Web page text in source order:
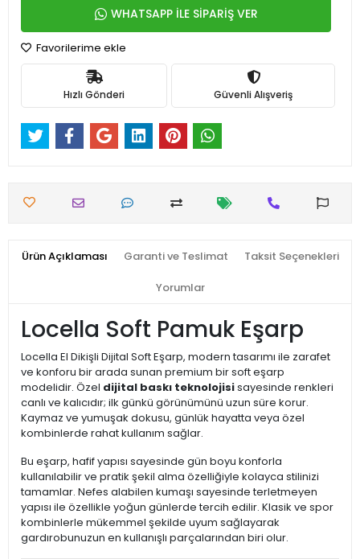
WHATSAPP İLE SİPARİŞ VER
Favorilerime ekle
Hızlı Gönderi Güvenli Alışveriş
Ürün Açıklaması Garanti ve Teslimat Taksit Seçenekleri
Yorumlar
Locella Soft Pamuk Eşarp
Locella El Dikişli Dijital Soft Eşarp, modern tasarımı ile zarafet
ve konforu bir arada sunan premium bir soft eşarp
modelidir. Özel dijital baskı teknolojisisayesinde renkleri
canlı ve kalıcıdır; ilk günkü görünümünü uzun süre korur.
Kaymaz ve yumuşak dokusu, günlük hayatta veya özel
kombinlerde rahat kullanım sağlar.
Bu eşarp, hafif yapısı sayesinde gün boyu konforla
kullanılabilir ve pratik şekil alma özelliğiyle kolayca stilinizi
tamamlar. Nefes alabilen kumaşı sayesinde terletmeyen
yapısı ile özellikle yoğun günlerde tercih edilir. Klasik ve spor
kombinlerle mükemmel şekilde uyum sağlayarak
gardırobunuzun en kullanışlı parçalarından biri olur.